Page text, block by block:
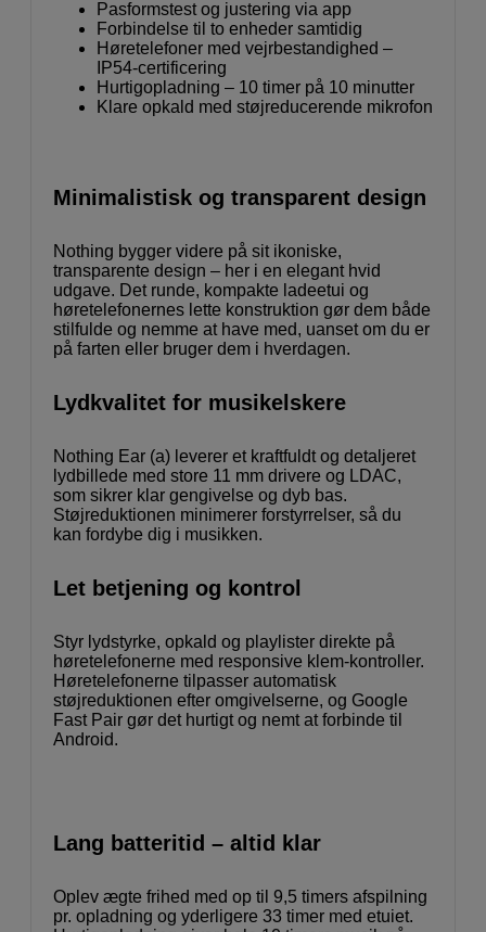
Pasformstest og justering via app
Forbindelse til to enheder samtidig
Høretelefoner med vejrbestandighed –
IP54-certificering
Hurtigopladning – 10 timer på 10 minutter
Klare opkald med støjreducerende mikrofon
Minimalistisk og transparent design
Nothing bygger videre på sit ikoniske,
transparente design – her i en elegant hvid
udgave. Det runde, kompakte ladeetui og
høretelefonernes lette konstruktion gør dem både
stilfulde og nemme at have med, uanset om du er
på farten eller bruger dem i hverdagen.
Lydkvalitet for musikelskere
Nothing Ear (a) leverer et kraftfuldt og detaljeret
lydbillede med store 11 mm drivere og LDAC,
som sikrer klar gengivelse og dyb bas.
Støjreduktionen minimerer forstyrrelser, så du
kan fordybe dig i musikken.
Let betjening og kontrol
Styr lydstyrke, opkald og playlister direkte på
høretelefonerne med responsive klem-kontroller.
Høretelefonerne tilpasser automatisk
støjreduktionen efter omgivelserne, og Google
Fast Pair gør det hurtigt og nemt at forbinde til
Android.
Lang batteritid – altid klar
Oplev ægte frihed med op til 9,5 timers afspilning
pr. opladning og yderligere 33 timer med etuiet.